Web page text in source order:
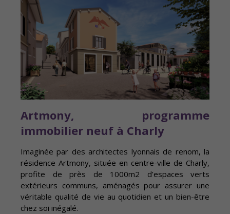
Artmony, programme
immobilier neuf à Charly
Imaginée par des architectes lyonnais de renom, la
résidence Artmony, située en centre-ville de Charly,
profite de près de 1000m2 d’espaces verts
extérieurs communs, aménagés pour assurer une
véritable qualité de vie au quotidien et un bien-être
chez soi inégalé.